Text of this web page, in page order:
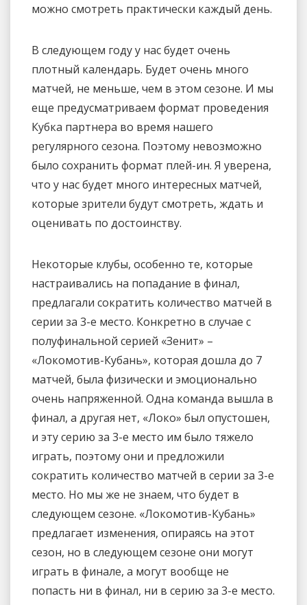
можно смотреть практически каждый день.
В следующем году у нас будет очень
плотный календарь. Будет очень много
матчей, не меньше, чем в этом сезоне. И мы
еще предусматриваем формат проведения
Кубка партнера во время нашего
регулярного сезона. Поэтому невозможно
было сохранить формат плей-ин. Я уверена,
что у нас будет много интересных матчей,
которые зрители будут смотреть, ждать и
оценивать по достоинству.
Некоторые клубы, особенно те, которые
настраивались на попадание в финал,
предлагали сократить количество матчей в
серии за 3-е место. Конкретно в случае с
полуфинальной серией «Зенит» –
«Локомотив-Кубань», которая дошла до 7
матчей, была физически и эмоционально
очень напряженной. Одна команда вышла в
финал, а другая нет, «Локо» был опустошен,
и эту серию за 3-е место им было тяжело
играть, поэтому они и предложили
сократить количество матчей в серии за 3-е
место. Но мы же не знаем, что будет в
следующем сезоне. «Локомотив-Кубань»
предлагает изменения, опираясь на этот
сезон, но в следующем сезоне они могут
играть в финале, а могут вообще не
попасть ни в финал, ни в серию за 3-е место.